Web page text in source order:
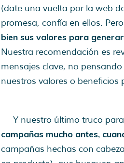
(date una vuelta por la web
promesa, confía en ellos.
bien sus valores para
Nuestra recomendación es
mensajes clave, no
nuestros valores o beneficios
Y nuestro último truco para
campañas mucho antes,
campañas hechas con